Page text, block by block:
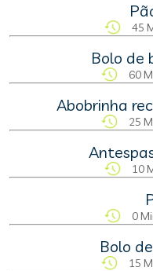
45
Bolo de
60
Abobrinha
25
10
0
Bolo
15